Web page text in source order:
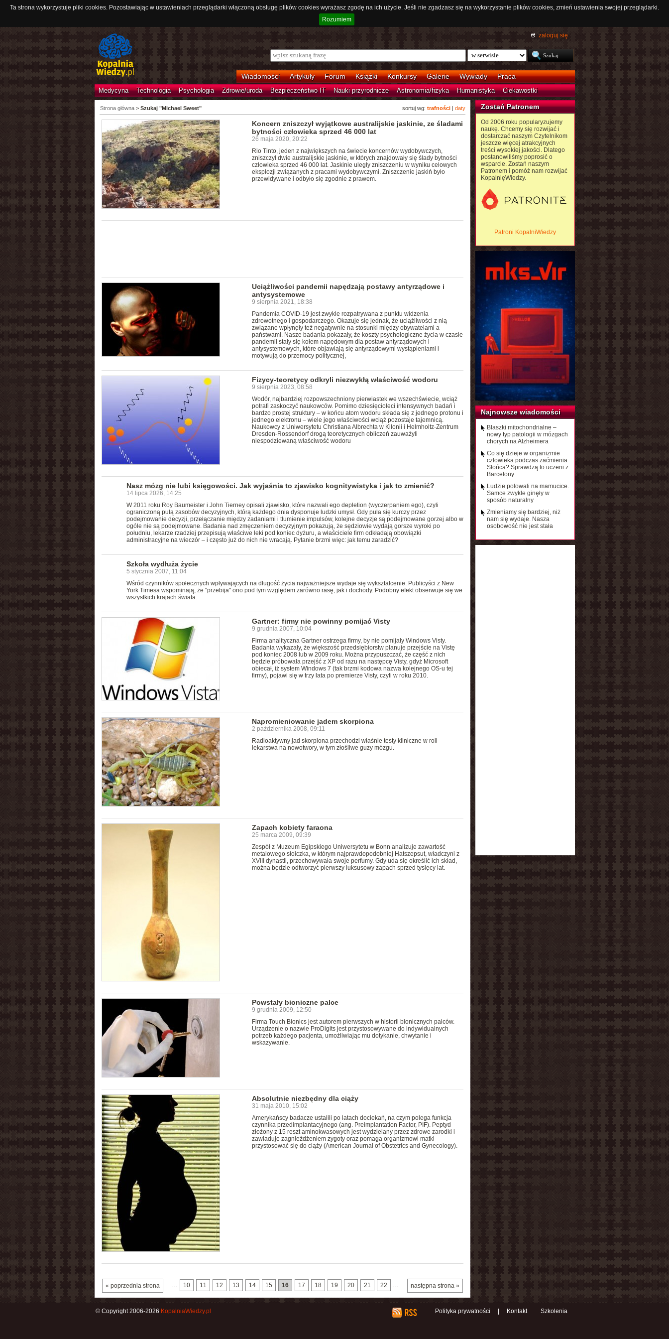
Ta strona wykorzystuje pliki cookies. Pozostawiając w ustawieniach przeglądarki włączoną obsługę plików cookies wyrażasz zgodę na ich użycie. Jeśli nie zgadzasz się na wykorzystanie plików cookies, zmień ustawienia swojej przeglądarki.
Rozumiem
zaloguj się
Wiadomości Artykuły Forum Książki Konkursy Galerie Wywiady Praca
Medycyna Technologia Psychologia Zdrowie/uroda Bezpieczeństwo IT Nauki przyrodnicze Astronomia/fizyka Humanistyka Ciekawostki
sortuj wg: trafności| daty
Strona główna> Szukaj "Michael Sweet"
Koncern zniszczył wyjątkowe australijskie jaskinie, ze śladami
bytności człowieka sprzed 46 000 lat
26 maja 2020, 20:22
Rio Tinto, jeden z największych na świecie koncernów wydobywczych,
zniszczył dwie australijskie jaskinie, w których znajdowały się ślady bytności
człowieka sprzed 46 000 lat. Jaskinie uległy zniszczeniu w wyniku celowych
eksplozji związanych z pracami wydobywczymi. Zniszczenie jaskiń było
przewidywane i odbyło się zgodnie z prawem.
Uciążliwości pandemii napędzają postawy antyrządowe i
antysystemowe
9 sierpnia 2021, 18:38
Pandemia COVID-19 jest zwykle rozpatrywana z punktu widzenia
zdrowotnego i gospodarczego. Okazuje się jednak, że uciążliwości z nią
związane wpłynęły też negatywnie na stosunki między obywatelami a
państwami. Nasze badania pokazały, że koszty psychologiczne życia w czasie
pandemii stały się kołem napędowym dla postaw antyrządowych i
antysystemowych, które objawiają się antyrządowymi wystąpieniami i
motywują do przemocy politycznej,
Fizycy-teoretycy odkryli niezwykłą właściwość wodoru
9 sierpnia 2023, 08:58
Wodór, najbardziej rozpowszechniony pierwiastek we wszechświecie, wciąż
potrafi zaskoczyć naukowców. Pomimo dziesięcioleci intensywnych badań i
bardzo prostej struktury – w końcu atom wodoru składa się z jednego protonu i
jednego elektronu – wiele jego właściwości wciąż pozostaje tajemnicą.
Naukowcy z Uniwersytetu Christiana Albrechta w Kilonii i Helmholtz-Zentrum
Dresden-Rossendorf drogą teoretycznych obliczeń zauważyli
niespodziewaną właściwość wodoru
Nasz mózg nie lubi księgowości. Jak wyjaśnia to zjawisko kognitywistyka i jak to zmienić?
14 lipca 2026, 14:25
W 2011 roku Roy Baumeister i John Tierney opisali zjawisko, które nazwali ego depletion (wyczerpaniem ego), czyli
ograniczoną pulą zasobów decyzyjnych, którą każdego dnia dysponuje ludzki umysł. Gdy pula się kurczy przez
podejmowanie decyzji, przełączanie między zadaniami i tłumienie impulsów, kolejne decyzje są podejmowane gorzej albo w
ogóle nie są podejmowane. Badania nad zmęczeniem decyzyjnym pokazują, że sędziowie wydają gorsze wyroki po
południu, lekarze rzadziej przepisują właściwe leki pod koniec dyżuru, a właściciele firm odkładają obowiązki
administracyjne na wieczór – i często już do nich nie wracają. Pytanie brzmi więc: jak temu zaradzić?
Szkoła wydłuża życie
5 stycznia 2007, 11:04
Wśród czynników społecznych wpływających na długość życia najważniejsze wydaje się wykształcenie. Publicyści z New
York Timesa wspominają, że "przebija" ono pod tym względem zarówno rasę, jak i dochody. Podobny efekt obserwuje się we
wszystkich krajach świata.
Gartner: firmy nie powinny pomijać Visty
9 grudnia 2007, 10:04
Firma analityczna Gartner ostrzega firmy, by nie pomijały Windows Visty.
Badania wykazały, że większość przedsiębiorstw planuje przejście na Vistę
pod koniec 2008 lub w 2009 roku. Można przypuszczać, że część z nich
będzie próbowała przejść z XP od razu na następcę Visty, gdyż Microsoft
obiecał, iż system Windows 7 (tak brzmi kodowa nazwa kolejnego OS-u tej
firmy), pojawi się w trzy lata po premierze Visty, czyli w roku 2010.
Napromieniowanie jadem skorpiona
2 października 2008, 09:11
Radioaktywny jad skorpiona przechodzi właśnie testy kliniczne w roli
lekarstwa na nowotwory, w tym złośliwe guzy mózgu.
Zapach kobiety faraona
25 marca 2009, 09:39
Zespół z Muzeum Egipskiego Uniwersytetu w Bonn analizuje zawartość
metalowego słoiczka, w którym najprawdopodobniej Hatszepsut, władczyni z
XVIII dynastii, przechowywała swoje perfumy. Gdy uda się określić ich skład,
można będzie odtworzyć pierwszy luksusowy zapach sprzed tysięcy lat.
Powstały bioniczne palce
9 grudnia 2009, 12:50
Firma Touch Bionics jest autorem pierwszych w historii bionicznych palców.
Urządzenie o nazwie ProDigits jest przystosowywane do indywidualnych
potrzeb każdego pacjenta, umożliwiając mu dotykanie, chwytanie i
wskazywanie.
Absolutnie niezbędny dla ciąży
31 maja 2010, 15:02
Amerykańscy badacze ustalili po latach dociekań, na czym polega funkcja
czynnika przedimplantacyjnego (ang. Preimplantation Factor, PIF). Peptyd
złożony z 15 reszt aminokwasowych jest wydzielany przez zdrowe zarodki i
zawiaduje zagnieżdżeniem zygoty oraz pomaga organizmowi matki
przystosować się do ciąży (American Journal of Obstetrics and Gynecology).
« poprzednia strona następna strona »
… 10 11 12 13 14 15 16 17 18 19 20 21 22 …
Zostań Patronem
Od 2006 roku popularyzujemy
naukę. Chcemy się rozwijać i
dostarczać naszym Czytelnikom
jeszcze więcej atrakcyjnych
treści wysokiej jakości. Dlatego
postanowiliśmy poprosić o
wsparcie. Zostań naszym
Patronem i pomóż nam rozwijać
KopalnięWiedzy.
Patroni KopalniWiedzy
Najnowsze wiadomości
Blaszki mitochondrialne –
nowy typ patologii w mózgach
chorych na Alzheimera
Co się dzieje w organizmie
człowieka podczas zaćmienia
Słońca? Sprawdzą to uczeni z
Barcelony
Ludzie polowali na mamucice.
Samce zwykle ginęły w
sposób naturalny
Zmieniamy się bardziej, niż
nam się wydaje. Nasza
osobowość nie jest stała
Polityka prywatności Kontakt Szkolenia
© Copyright 2006-2026 KopalniaWiedzy.pl